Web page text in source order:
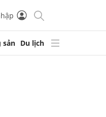
sản Du lịch